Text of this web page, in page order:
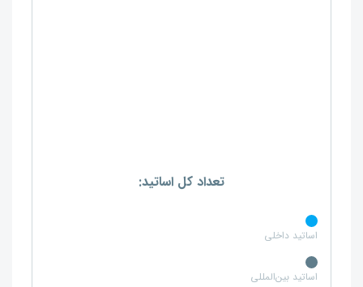
تعداد کل اساتید:
اساتید داخلی
اساتید بین‌المللی